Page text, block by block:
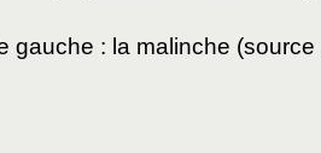
gauche : la malinche